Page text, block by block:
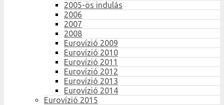
2005-ös indulás
2006
2007
2008
Eurovízió 2009
Eurovízió 2010
Eurovízió 2011
Eurovízió 2012
Eurovízió 2013
Eurovízió 2014
Eurovízió 2015